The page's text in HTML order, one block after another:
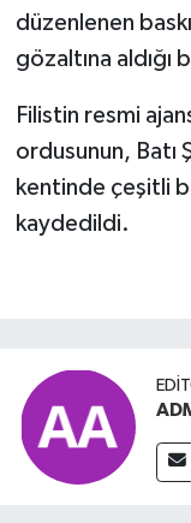
düzenlenen
gözaltına aldığı
Filistin resmi
ordusunun, Batı
kentinde çeşitli
kaydedildi.